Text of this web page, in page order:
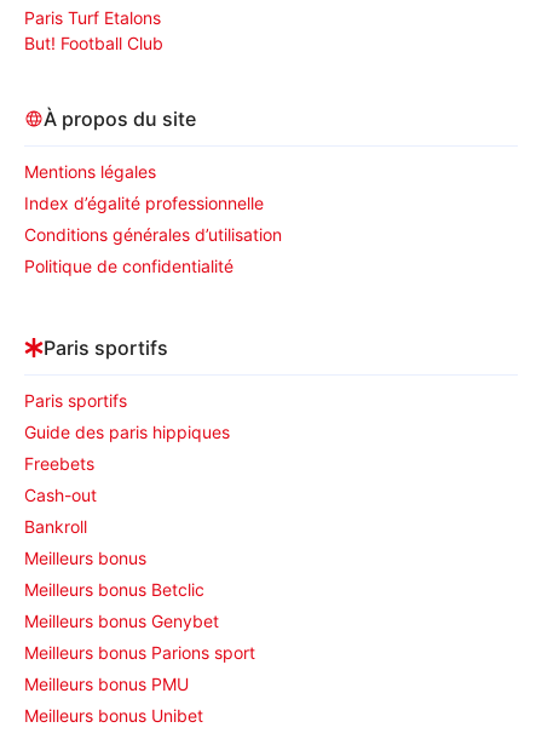
Paris Turf Etalons
But! Football Club
À propos du site
Mentions légales
Index d’égalité professionnelle
Conditions générales d’utilisation
Politique de confidentialité
Paris sportifs
Paris sportifs
Guide des paris hippiques
Freebets
Cash-out
Bankroll
Meilleurs bonus
Meilleurs bonus Betclic
Meilleurs bonus Genybet
Meilleurs bonus Parions sport
Meilleurs bonus PMU
Meilleurs bonus Unibet